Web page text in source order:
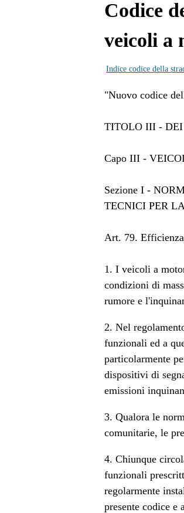
Codice
veicoli a
Indice codice della
"Nuovo codice
TITOLO III -
Capo III -
Sezione I -
TECNICI PER
Art. 79.
1. I veicoli a
condizioni di
rumore e
2. Nel
funzionali ed a
particolarmente
dispositivi di
emissioni
3. Qualora le
comunitarie, le
4. Chiunque
funzionali
regolarmente
presente codice e